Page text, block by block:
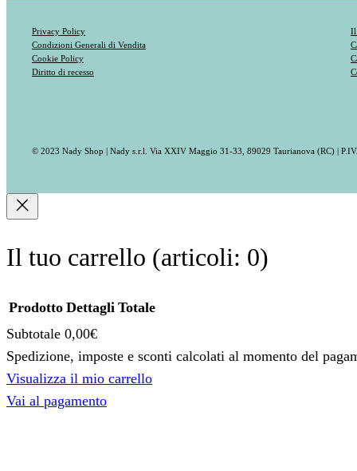
Privacy Policy
Condizioni Generali di Vendita
Cookie Policy
Diritto di recesso
Il
© 2023 Nady Shop | Nady s.r.l. Via XXIV Maggio 31-33, 89029 Taurianova (RC) |
Il tuo carrello (articoli: 0)
Prodotti
nel
carrello
Prodotto Dettagli Totale
Subtotale 0,00€
Spedizione, imposte e sconti calcolati al momento del
Visualizza il mio carrello
Vai al pagamento